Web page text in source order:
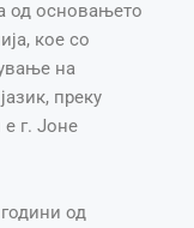
од основањето
кое со
на
преку
е г. Јоне
од